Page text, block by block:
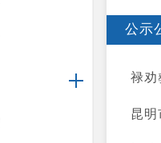
公示
禄劝
昆